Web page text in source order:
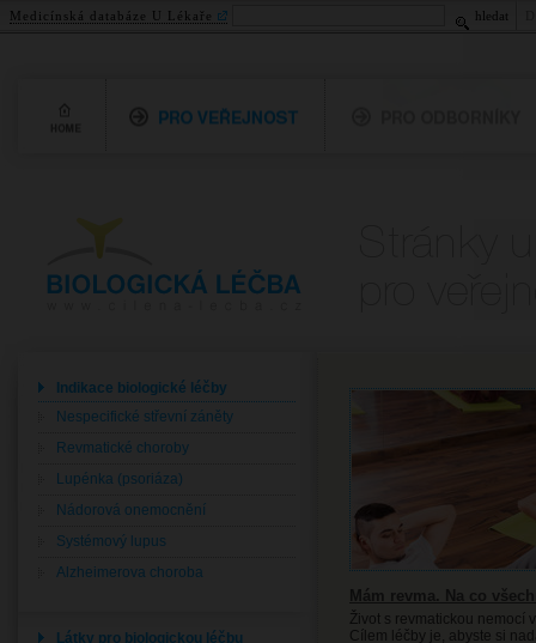
Indikace biologické léčby
Nespecifické střevní záněty
Revmatické choroby
Lupénka (psoriáza)
Nádorová onemocnění
Systémový lupus
Alzheimerova choroba
Látky pro biologickou léčbu
Mám revma. Na co
Život s revmatickou nemocí
Cílem léčby je, abyste si
Medicínská databáze U Lékaře hledat